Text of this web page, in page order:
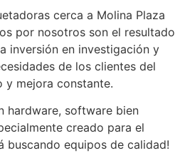
cerca a Molina Plaza
por nosotros son el resultado
inversión en investigación y
de los clientes del
mejora constante.
hardware, software bien
creado para el
buscando equipos de calidad!